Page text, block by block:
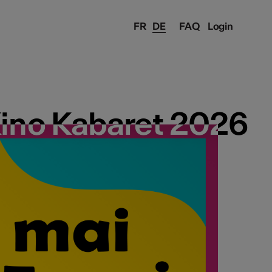
FAQ Login
FR DE
Kabaret 2026
Kabaret 2026